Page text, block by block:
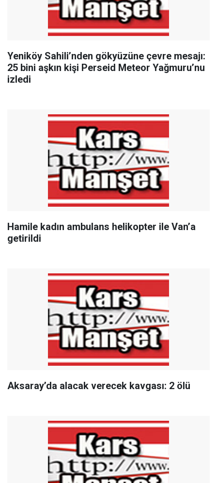
Yeniköy Sahili’nden gökyüzüne çevre mesajı:
25 bini aşkın kişi Perseid Meteor Yağmuru’nu
izledi
Hamile kadın ambulans helikopter ile Van’a
getirildi
Aksaray’da alacak verecek kavgası: 2 ölü